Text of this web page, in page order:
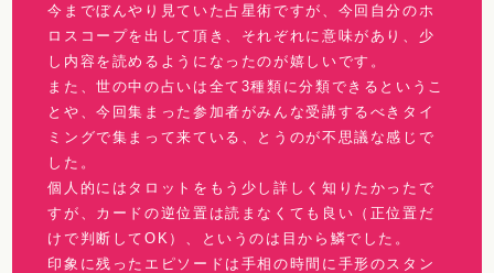
今までぼんやり見ていた占星術ですが、今回自分のホ
ロスコープを出して頂き、それぞれに意味があり、少
し内容を読めるようになったのが嬉しいです。
また、世の中の占いは全て3種類に分類できるというこ
とや、今回集まった参加者がみんな受講するべきタイ
ミングで集まって来ている、とうのが不思議な感じで
した。
個人的にはタロットをもう少し詳しく知りたかったで
すが、カードの逆位置は読まなくても良い（正位置だ
けで判断してOK）、というのは目から鱗でした。
印象に残ったエピソードは手相の時間に手形のスタン